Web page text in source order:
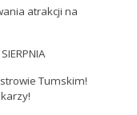
atrakcji na
Tumskim!